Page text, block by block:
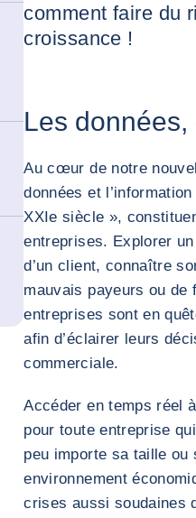
comment faire du
croissance !
Les
Au cœur de notre
données et
XXIe siècle »,
entreprises. Explorer
d’un client, connaître
mauvais payeurs ou de
entreprises sont en
afin d’éclairer leurs
commerciale.
Accéder en temps réel
pour toute entreprise
peu importe sa taille
environnement
crises aussi soudaines